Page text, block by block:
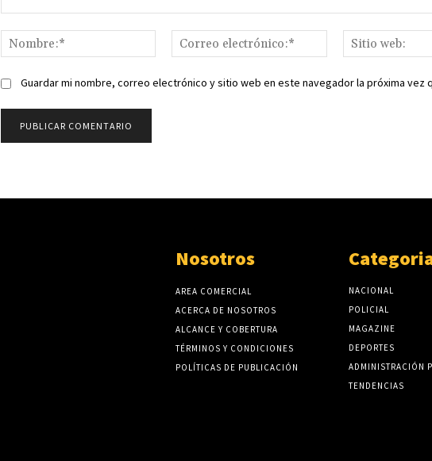
Nombre:*
Correo
electrónico:*
Guardar mi nombre, correo electrónico y sitio web en este navegador la próxima vez
Nosotros
AREA COMERCIAL
ACERCA DE NOSOTROS
ALCANCE Y COBERTURA
TÉRMINOS Y CONDICIONES
POLÍTICAS DE PUBLICACIÓN
NACIONAL
POLICIAL
MAGAZINE
DEPORTES
ADMINISTRACIÓN
TENDENCIAS